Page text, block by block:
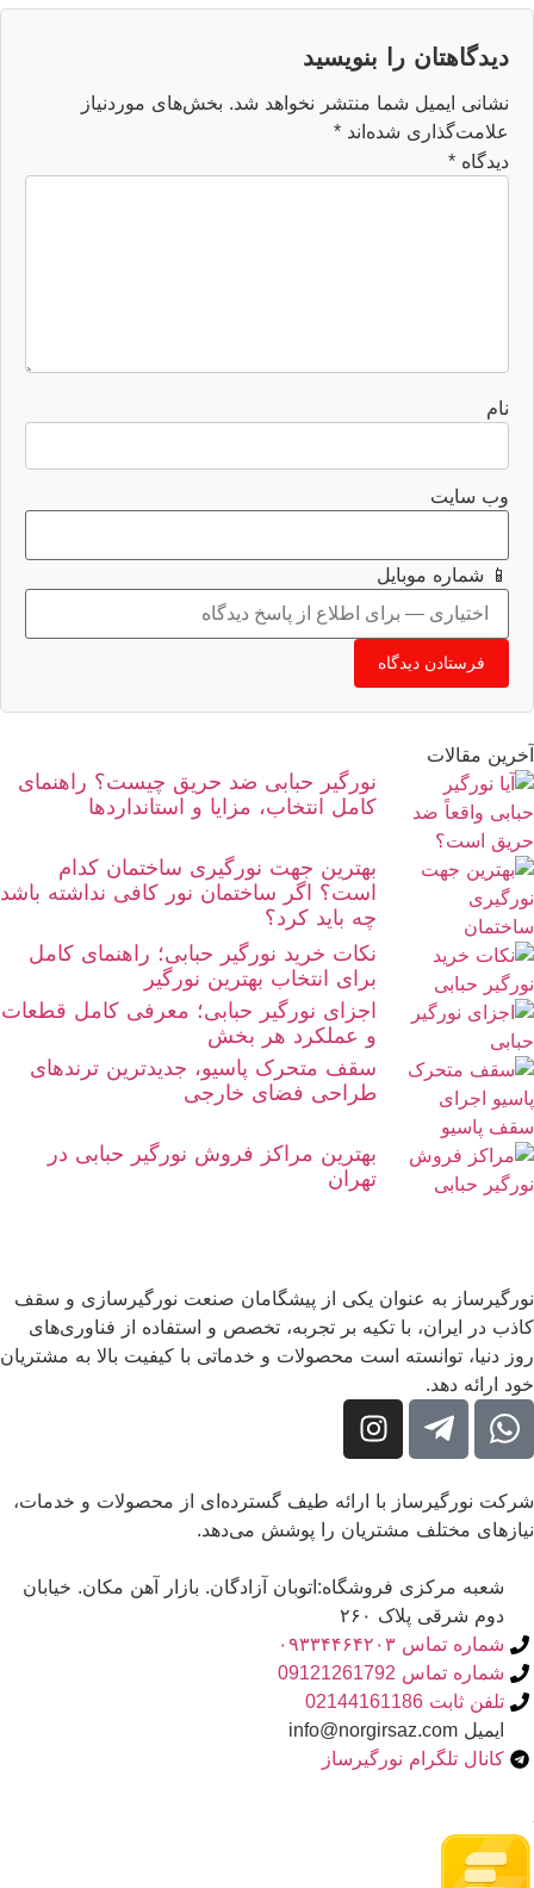
دیدگاهتان را بنویسید
نشانی ایمیل شما منتشر نخواهد شد. بخش‌های موردنیاز
علامت‌گذاری شده‌اند *
دیدگاه *
نام
وب‌ سایت
📱 شماره موبایل
آخرین مقالات
نورگیر حبابی ضد حریق چیست؟ راهنمای
کامل انتخاب، مزایا و استانداردها
بهترین جهت نورگیری ساختمان کدام
است؟ اگر ساختمان نور کافی نداشته باشد
چه باید کرد؟
نکات خرید نورگیر حبابی؛ راهنمای کامل
برای انتخاب بهترین نورگیر
اجزای نورگیر حبابی؛ معرفی کامل قطعات
و عملکرد هر بخش
سقف متحرک پاسیو، جدیدترین ترندهای
طراحی فضای خارجی
بهترین مراکز فروش نورگیر حبابی در
تهران
نورگیرساز به عنوان یکی از پیشگامان صنعت نورگیرسازی و سقف
کاذب در ایران، با تکیه بر تجربه، تخصص و استفاده از فناوری‌های
روز دنیا، توانسته است محصولات و خدماتی با کیفیت بالا به مشتریان
خود ارائه دهد.
شرکت نورگیرساز با ارائه طیف گسترده‌ای از محصولات و خدمات،
نیازهای مختلف مشتریان را پوشش می‌دهد.
شعبه مرکزی فروشگاه:اتوبان آزادگان. بازار آهن مکان. خیابان
دوم شرقی پلاک ۲۶۰
شماره تماس ۰۹۳۳۴۴۶۴۲۰۳
شماره تماس 09121261792
تلفن ثابت 02144161186
ایمیل info@norgirsaz.com
کانال تلگرام نورگیرساز